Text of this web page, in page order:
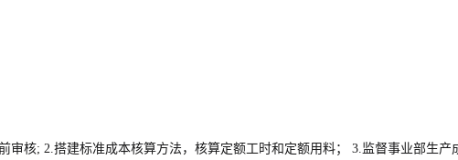
核; 2.搭建标准成本核算方法，核算定额工时和定额用料； 3.监督事业部生